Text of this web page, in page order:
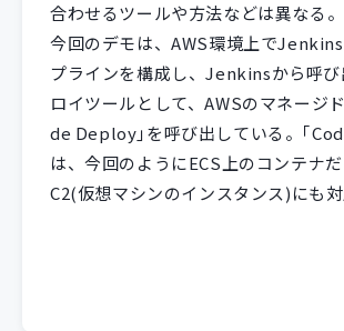
合わせるツールや方法などは異なる。
今回のデモは、AWS環境上で
プラインを構成し、Jenkinsから呼
ロイツールとして、AWSのマネージ
de Deploy｣を呼び出している。｢
は、今回のようにECS上のコンテナ
C2(仮想マシンのインスタンス)にも対